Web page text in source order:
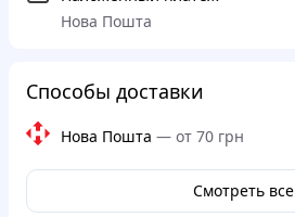
Нова Пошта
Способы доставки
Нова Пошта — от 70 грн
Смотреть все